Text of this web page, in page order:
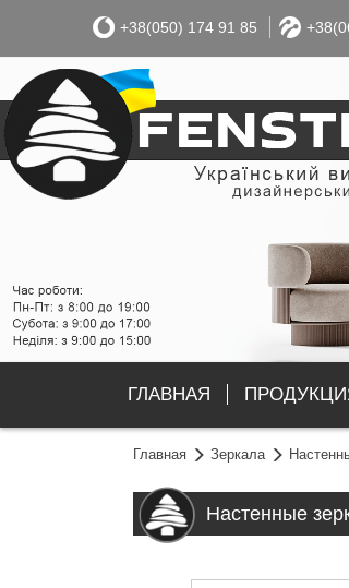
+38(050) 174 91 85
ГЛАВНАЯ
Главная Зеркала
Настенные